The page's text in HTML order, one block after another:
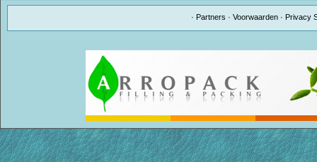
· Partners ·Voorwaarden · Privacy